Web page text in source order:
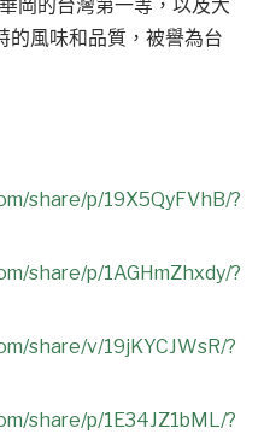
岡的台灣第一等，以及大
的風味和品質，被譽為台
share/p/19X5QyFVhB/?
share/p/1AGHmZhxdy/?
share/v/19jKYCJWsR/?
share/p/1E34JZ1bML/?